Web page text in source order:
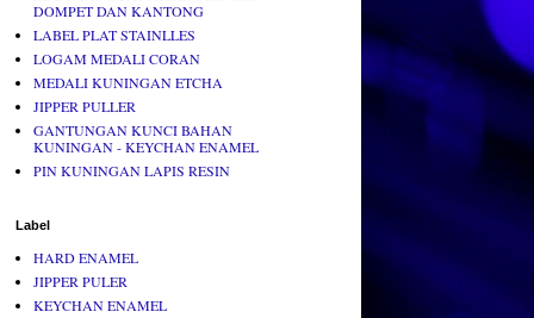
DOMPET DAN KANTONG
LABEL PLAT STAINLLES
LOGAM MEDALI CORAN
MEDALI KUNINGAN ETCHA
JIPPER PULLER
GANTUNGAN KUNCI BAHAN
KUNINGAN - KEYCHAN ENAMEL
PIN KUNINGAN LAPIS RESIN
Label
HARD ENAMEL
JIPPER PULER
KEYCHAN ENAMEL